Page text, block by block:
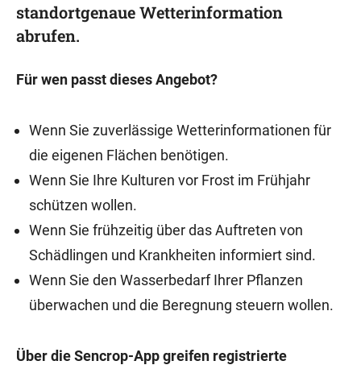
standortgenaue Wetterinformation
abrufen.
Für wen passt dieses Angebot?
Wenn Sie zuverlässige Wetterinformationen für
die eigenen Flächen benötigen.
Wenn Sie Ihre Kulturen vor Frost im Frühjahr
schützen wollen.
Wenn Sie frühzeitig über das Auftreten von
Schädlingen und Krankheiten informiert sind.
Wenn Sie den Wasserbedarf Ihrer Pflanzen
überwachen und die Beregnung steuern wollen.
Über die Sencrop-App greifen registrierte